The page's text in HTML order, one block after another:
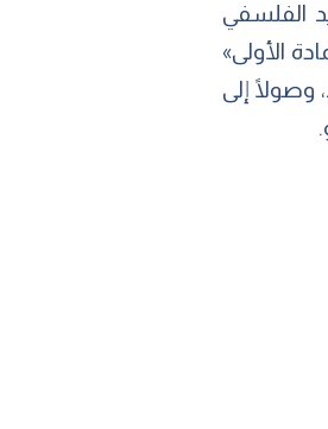
الفلسفي
الأولى»
وصولًا إلى